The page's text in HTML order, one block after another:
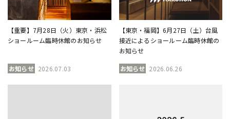
【重要】7月28日（火）東京・浜松
ショールーム臨時休館のお知らせ
お知らせ 2026.07.03
【東京・福岡】6月27日（土）台風
接近によるショールーム臨時休館の
お知らせ
お知らせ 2026.06.26